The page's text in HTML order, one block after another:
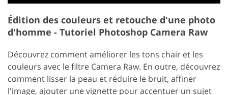
Édition des couleurs et retouche d'une photo
d'homme - Tutoriel Photoshop Camera Raw
Découvrez comment améliorer les tons chair et les
couleurs avec le filtre Camera Raw. En outre, découvrez
comment lisser la peau et réduire le bruit, affiner
l'image, ajouter une vignette pour accentuer un sujet